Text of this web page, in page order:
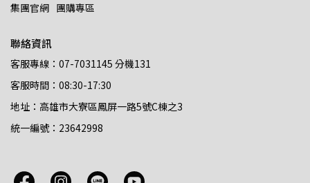
集團官網 團購專區
聯絡資訊
客服專線：07-7031145 分機131
客服時間：08:30-17:30
地址：高雄市大寮區鳳屏一路5號C棟之3
統一編號：23642998